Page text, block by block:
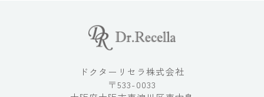
ドクターリセラ株式会社
〒533-0033